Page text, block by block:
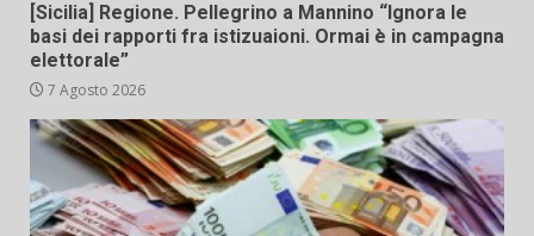
[Sicilia] Regione. Pellegrino a Mannino “Ignora le
basi dei rapporti fra istizuaioni. Ormai è in campagna
elettorale”
7 Agosto 2026